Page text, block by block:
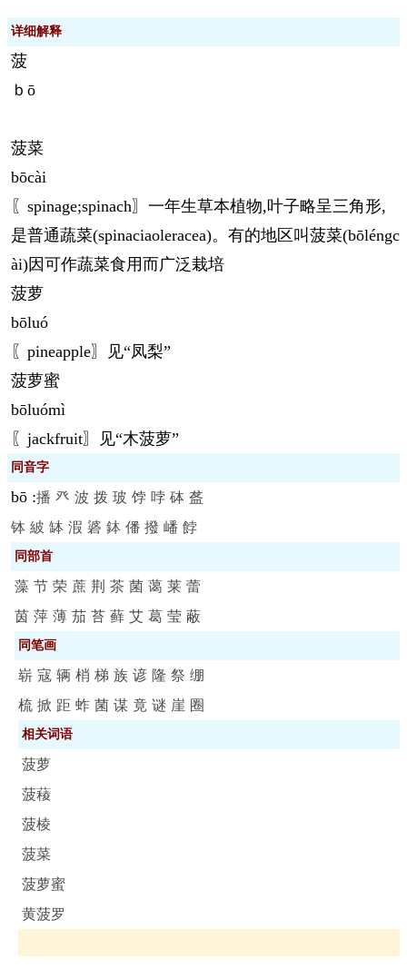
详细解释
菠
ｂō
菠菜
bōcài
〖spinage;spinach〗一年生草本植物,叶子略呈三角形,
是普通蔬菜(spinaciaoleracea)。有的地区叫菠菜(bōléngc
ài)因可作蔬菜食用而广泛栽培
菠萝
bōluó
〖pineapple〗见“凤梨”
菠萝蜜
bōluómì
〖jackfruit〗见“木菠萝”
同音字
bō :播 癶 波 拨 玻 饽 哱 砵 盋
钵 紴 缽 溊 碆 鉢 僠 撥 嶓 餑
同部首
藻 节 荣 蔗 荆 茶 菌 蔼 莱 蕾
茵 萍 薄 茄 苔 藓 艾 葛 莹 蔽
同笔画
崭 寇 辆 梢 梯 族 谚 隆 祭 绷
梳 掀 距 蚱 菌 谋 竟 谜 崖 圈
相关词语
菠萝
菠薐
菠棱
菠菜
菠萝蜜
黄菠罗